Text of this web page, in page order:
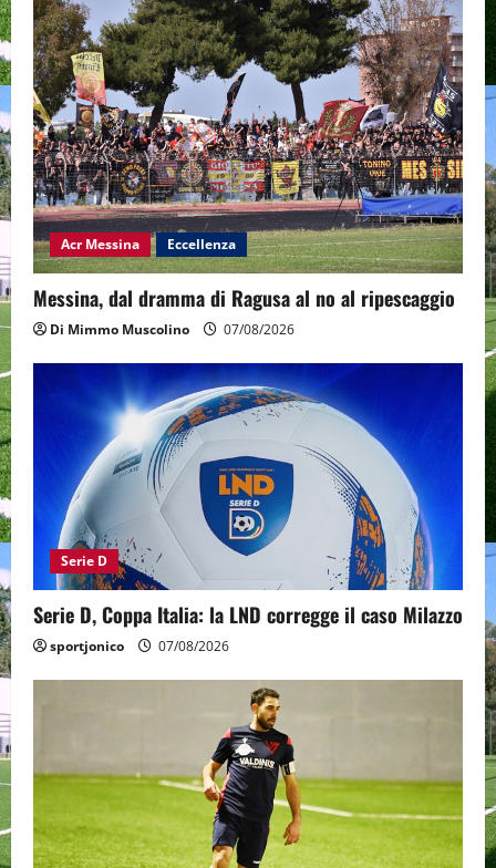
Acr Messina Eccellenza
Messina, dal dramma di Ragusa al no al ripescaggio
Di Mimmo Muscolino 07/08/2026
Serie D
Serie D, Coppa Italia: la LND corregge il caso Milazzo
sportjonico 07/08/2026